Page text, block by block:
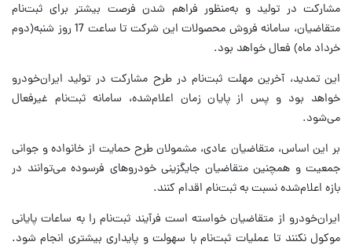
مشارکت در تولید و به‌منظور فراهم شدن فرصت بیشتر برای ثبت‌نام
متقاضیان، سامانه فروش محصولات این شرکت تا ساعت 17 روز شنبه(دوم
خرداد ماه) فعال خواهد بود.
این تمدید، آخرین مهلت ثبت‌نام در طرح مشارکت در تولید ایران‌خودرو
خواهد بود و پس از پایان زمان اعلام‌شده، سامانه ثبت‌نام غیرفعال
می‌شود.
بر این اساس، متقاضیان عادی، مشمولان طرح حمایت از خانواده و جوانی
جمعیت و همچنین متقاضیان جایگزینی خودروهای فرسوده می‌توانند در
بازه اعلام‌شده نسبت به ثبت‌نام اقدام کنند.
ایران‌خودرو از متقاضیان خواسته است فرآیند ثبت‌نام را به ساعات پایانی
موکول نکنند تا عملیات ثبت‌نام با سهولت و پایداری بیشتری انجام شود.